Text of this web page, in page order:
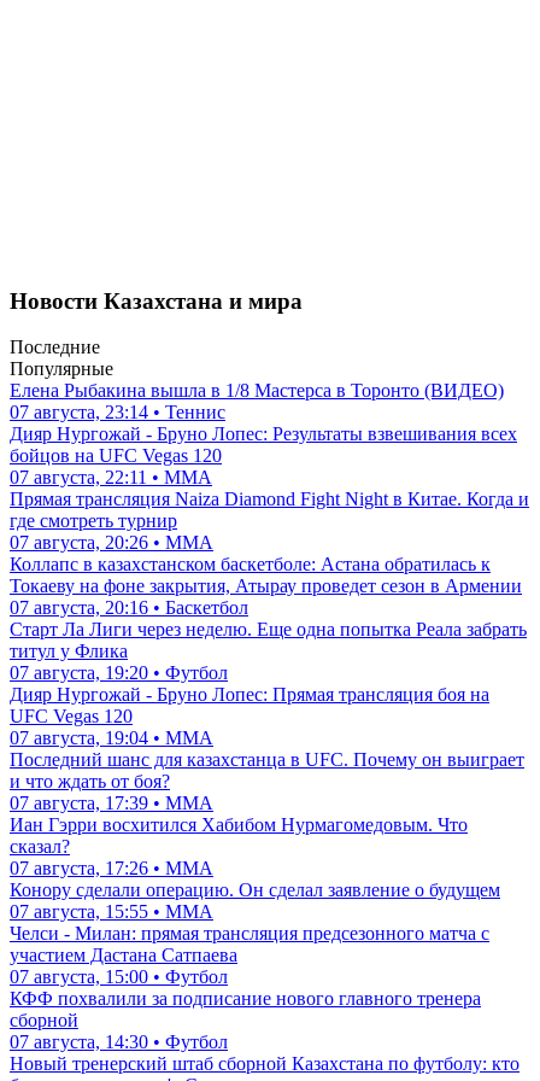
Новости Казахстана и мира
Последние
Популярные
Елена Рыбакина вышла в 1/8 Мастерса в Торонто (ВИДЕО)
07 августа, 23:14 • Теннис
Дияр Нургожай - Бруно Лопес: Результаты взвешивания всех
бойцов на UFC Vegas 120
07 августа, 22:11 • ММА
Прямая трансляция Naiza Diamond Fight Night в Китае. Когда и
где смотреть турнир
07 августа, 20:26 • ММА
Коллапс в казахстанском баскетболе: Астана обратилась к
Токаеву на фоне закрытия, Атырау проведет сезон в Армении
07 августа, 20:16 • Баскетбол
Старт Ла Лиги через неделю. Еще одна попытка Реала забрать
титул у Флика
07 августа, 19:20 • Футбол
Дияр Нургожай - Бруно Лопес: Прямая трансляция боя на
UFC Vegas 120
07 августа, 19:04 • ММА
Последний шанс для казахстанца в UFC. Почему он выиграет
и что ждать от боя?
07 августа, 17:39 • ММА
Иан Гэрри восхитился Хабибом Нурмагомедовым. Что
сказал?
07 августа, 17:26 • ММА
Конору сделали операцию. Он сделал заявление о будущем
07 августа, 15:55 • ММА
Челси - Милан: прямая трансляция предсезонного матча с
участием Дастана Сатпаева
07 августа, 15:00 • Футбол
КФФ похвалили за подписание нового главного тренера
сборной
07 августа, 14:30 • Футбол
Новый тренерский штаб сборной Казахстана по футболу: кто